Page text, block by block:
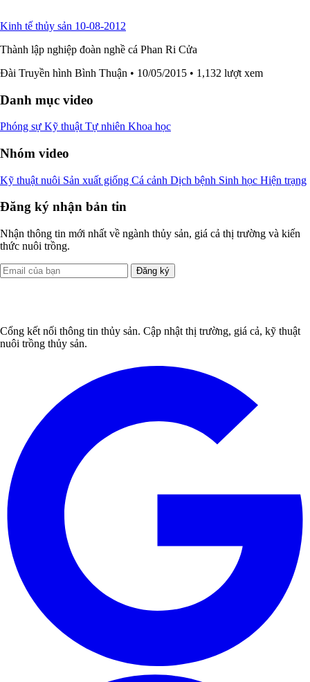
Kinh tế thủy sản 10-08-2012
Thành lập nghiệp đoàn nghề cá Phan Ri Cửa
Đài Truyền hình Bình Thuận • 10/05/2015 • 1,132 lượt xem
Danh mục video
Phóng sự Kỹ thuật Tự nhiên Khoa học
Nhóm video
Kỹ thuật nuôi Sản xuất giống Cá cảnh Dịch bệnh Sinh học Hiện trạng
Đăng ký nhận bản tin
Nhận thông tin mới nhất về ngành thủy sản, giá cả thị trường và kiến
thức nuôi trồng.
Đăng ký
Cổng kết nối thông tin thủy sản. Cập nhật thị trường, giá cả, kỹ thuật
nuôi trồng thủy sản.